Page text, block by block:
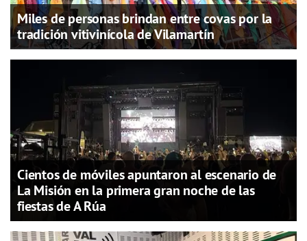
Miles de personas brindan entre covas por la
tradición vitivinícola de Vilamartín
Cientos de móviles apuntaron al escenario de
La Misión en la primera gran noche de las
fiestas de A Rúa